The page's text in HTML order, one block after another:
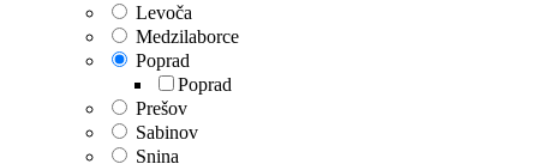
Levoča
Medzilaborce
Poprad
Poprad
Prešov
Sabinov
Snina